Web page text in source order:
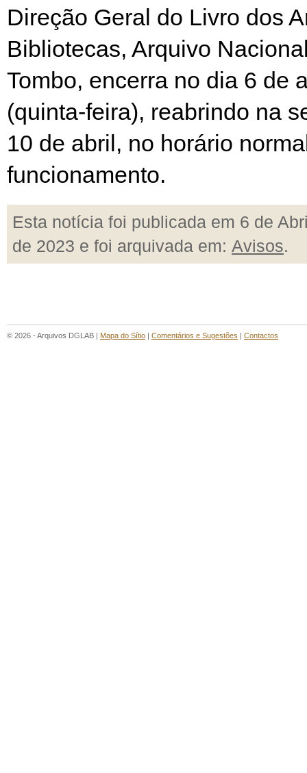
Direção Geral do Livro dos
Bibliotecas, Arquivo
Tombo, encerra no dia 6 de
(quinta-feira), reabrindo na
10 de abril, no horário
funcionamento.
Esta notícia foi publicada em 6 de
de 2023 e foi arquivada em: Avisos.
© 2026 - Arquivos DGLAB | Mapa do Sítio | Comentários e Sugestões | Contactos